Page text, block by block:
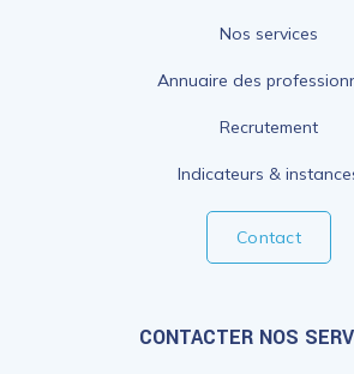
Nos services
Annuaire des
Recrutement
Indicateurs &
Contact
CONTACTER NOS